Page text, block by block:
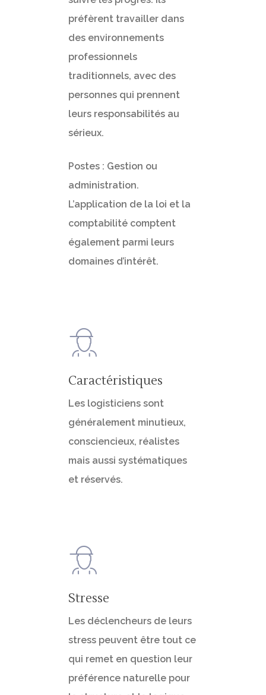
préfèrent travailler dans
des environnements
professionnels
traditionnels, avec des
personnes qui prennent
leurs responsabilités au
sérieux.
Postes : Gestion ou
administration.
L’application de la loi et la
comptabilité comptent
également parmi leurs
domaines d’intérêt.
Caractéristiques
Les logisticiens sont
généralement minutieux,
consciencieux, réalistes
mais aussi systématiques
et réservés.
Stresse
Les déclencheurs de leurs
stress peuvent être tout ce
qui remet en question leur
préférence naturelle pour
Accueil
Méthode
Contact